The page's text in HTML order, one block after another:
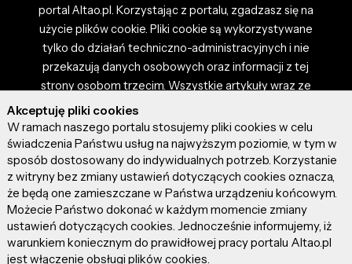
portal Altao.pl. Korzystając z portalu, zgadzasz się na
użycie plików cookie. Pliki cookie są wykorzystywane
tylko do działań techniczno-administracyjnych i nie
przekazują danych osobowych oraz informacji z tej
strony osobom trzecim. Wszystkie artykuły wraz ze
zdjęciami i materiałami dostępnymi na portalu są
własnością użytkowników. Administrator i właściciel
portalu nie ponosi odpowiedzialności za tresci
prezentowane przez autorów artykułów. Dodając
artykuł, zgadzasz się z regulaminem portalu oraz
ponosisz odpowiedzialność za wszystkie materiały
umieszczone przez Ciebie na stronie altao.pl.
Szczegóły dostępne w regulaminie portalu.
Akceptuję pliki cookies
W ramach naszego portalu stosujemy pliki cookies w celu
świadczenia Państwu usług na najwyższym poziomie, w tym w
sposób dostosowany do indywidualnych potrzeb. Korzystanie
z witryny bez zmiany ustawień dotyczących cookies oznacza,
że będą one zamieszczane w Państwa urządzeniu końcowym.
Możecie Państwo dokonać w każdym momencie zmiany
ustawień dotyczących cookies. Jednocześnie informujemy, iż
warunkiem koniecznym do prawidłowej pracy portalu Altao.pl
jest włączenie obsługi plików cookies.